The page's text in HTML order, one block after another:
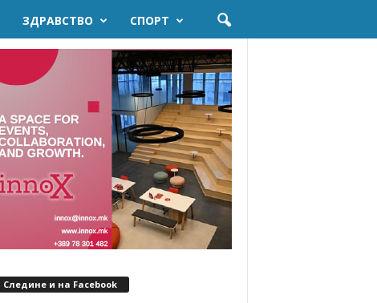
ЗДРАВСТВО СПОРТ
Следине и на Facebook